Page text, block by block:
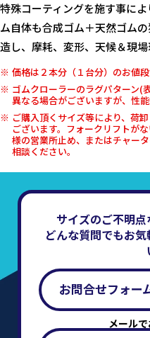
特殊コーティングを施す事に
ム自体も合成ゴム＋天然ゴム
造し、摩耗、変形、天候＆現
価格は２本分（１台分）のお値段
ゴムクローラーのラグパターン(
異なる場合がございますが、性
ご購入頂くサイズ等により、荷
ございます。フォークリフトが
様の営業所止め、またはチャー
相談ください。
サイズのご不明点
どんな質問でもお
お問合せフォー
メール